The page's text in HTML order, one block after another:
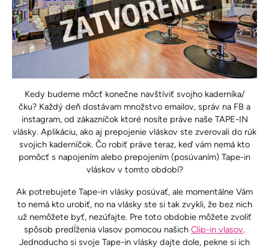
Kedy budeme môcť konečne navštíviť svojho kaderníka/
čku? Každý deň dostávam množstvo emailov, správ na FB a
instagram, od zákazníčok ktoré nosíte práve naše TAPE-IN
vlásky. Aplikáciu, ako aj prepojenie vláskov ste zverovali do rúk
svojich kaderníčok. Čo robiť práve teraz, keď vám nemá kto
pomôcť s napojením alebo prepojením (posúvaním) Tape-in
vláskov v tomto období?
Ak potrebujete Tape-in vlásky posúvať, ale momentálne Vám
to nemá kto urobiť, no na vlásky ste si tak zvykli, že bez nich
už nemôžete byť, nezúfajte. Pre toto obdobie môžete zvoliť
spôsob predĺženia vlasov pomocou našich Clip-in vlasov.
Jednoducho si svoje Tape-in vlásky dajte dole, pekne si ich